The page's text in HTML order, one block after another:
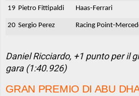
19 Pietro Fittipaldi Haas-Ferrari
20 Sergio Perez Racing Point-
Daniel Ricciardo, +1 punto per il
gara (1:40.926)
GRAN PREMIO DI ABU